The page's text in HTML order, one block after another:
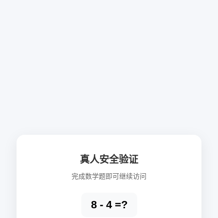
真人安全验证
完成数学题即可继续访问
8 - 4 =?